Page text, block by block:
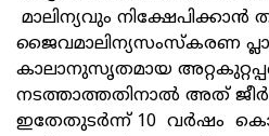
മാലിന്യവും നിക്ഷേപിക്കാന്‍
ജൈവമാലിന്യസംസ്കരണ
കാലാനുസൃതമായ
നടത്താത്തതിനാല്‍ അത്
ഇതേതുടര്‍ന്ന് 10 വര്‍ഷം